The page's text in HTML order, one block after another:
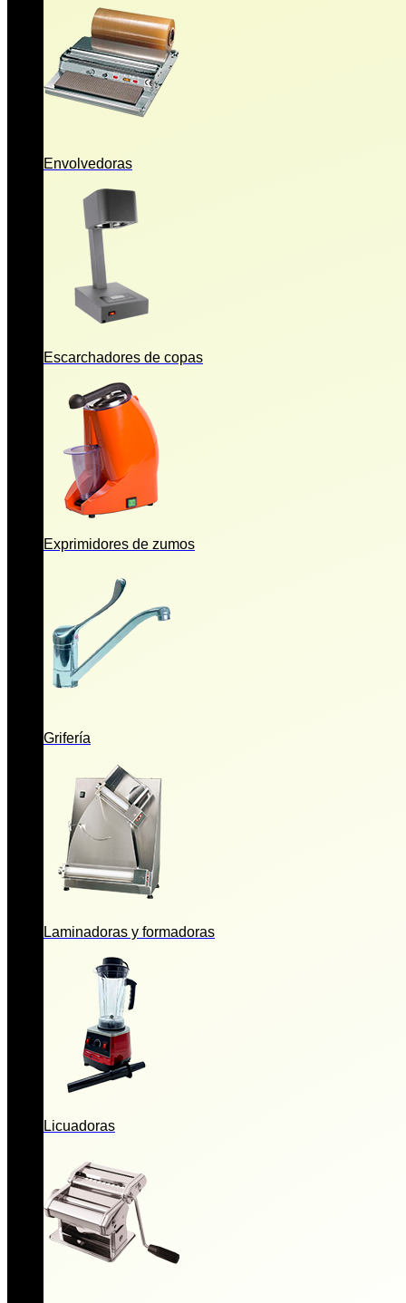
Envolvedoras
Escarchadores de copas
Exprimidores de zumos
Grifería
Laminadoras y formadoras
Licuadoras